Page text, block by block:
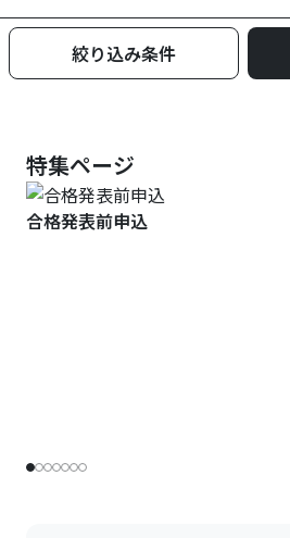
絞り込み条件
特集ページ
合格発表前申込